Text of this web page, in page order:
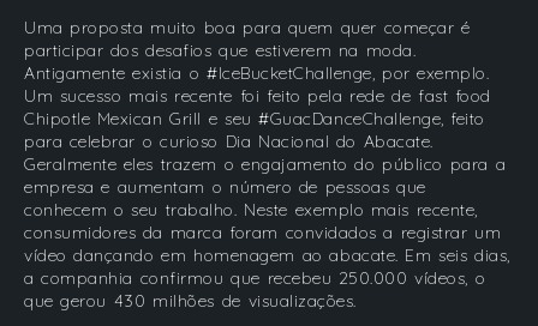
Uma proposta muito boa para quem quer começar é
participar dos desafios que estiverem na moda.
Antigamente existia o #IceBucketChallenge, por exemplo.
Um sucesso mais recente foi feito pela rede de fast food
Chipotle Mexican Grill e seu #GuacDanceChallenge, feito
para celebrar o curioso Dia Nacional do Abacate.
Geralmente eles trazem o engajamento do público para a
empresa e aumentam o número de pessoas que
conhecem o seu trabalho. Neste exemplo mais recente,
consumidores da marca foram convidados a registrar um
vídeo dançando em homenagem ao abacate. Em seis dias,
a companhia confirmou que recebeu 250.000 vídeos, o
que gerou 430 milhões de visualizações.